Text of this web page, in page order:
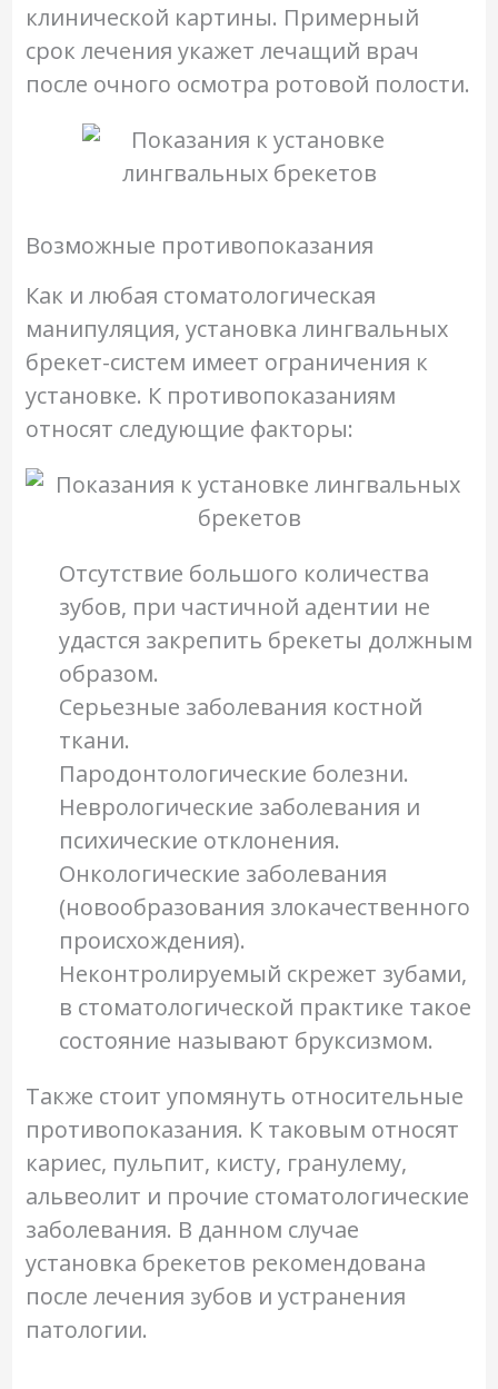
клинической картины. Примерный
срок лечения укажет лечащий врач
после очного осмотра ротовой полости.
Возможные противопоказания
Как и любая стоматологическая
манипуляция, установка лингвальных
брекет-систем имеет ограничения к
установке. К противопоказаниям
относят следующие факторы:
Отсутствие большого количества
зубов, при частичной адентии не
удастся закрепить брекеты должным
образом.
Серьезные заболевания костной
ткани.
Пародонтологические болезни.
Неврологические заболевания и
психические отклонения.
Онкологические заболевания
(новообразования злокачественного
происхождения).
Неконтролируемый скрежет зубами,
в стоматологической практике такое
состояние называют бруксизмом.
Также стоит упомянуть относительные
противопоказания. К таковым относят
кариес, пульпит, кисту, гранулему,
альвеолит и прочие стоматологические
заболевания. В данном случае
установка брекетов рекомендована
после лечения зубов и устранения
патологии.